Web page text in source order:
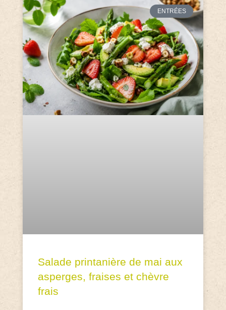
ENTRÉES
Salade printanière de mai aux
asperges, fraises et chèvre
frais